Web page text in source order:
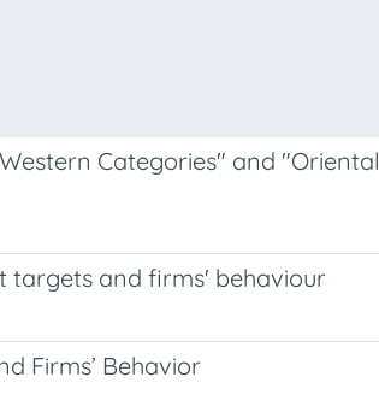
Categories" and "Oriental
targets and firms' behaviour
Firms’ Behavior